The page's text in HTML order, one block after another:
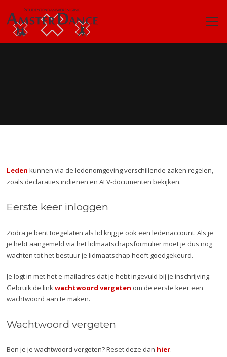
naar
de
inhoud
Menu
Leden kunnen via de ledenomgeving verschillende zaken regelen,
zoals declaraties indienen en ALV-documenten bekijken.
Eerste keer inloggen
Zodra je bent toegelaten als lid krijg je ook een ledenaccount. Als je
je hebt aangemeld via het lidmaatschapsformulier moet je dus nog
wachten tot het bestuur je lidmaatschap heeft goedgekeurd.
Je logt in met het e-mailadres dat je hebt ingevuld bij je inschrijving.
Gebruik de linkwachtwoord vergeten om de eerste keer een
wachtwoord aan te maken.
Wachtwoord vergeten
Ben je je wachtwoord vergeten? Reset deze dan hier.